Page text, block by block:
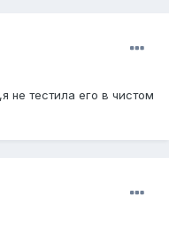
не тестила его в чистом